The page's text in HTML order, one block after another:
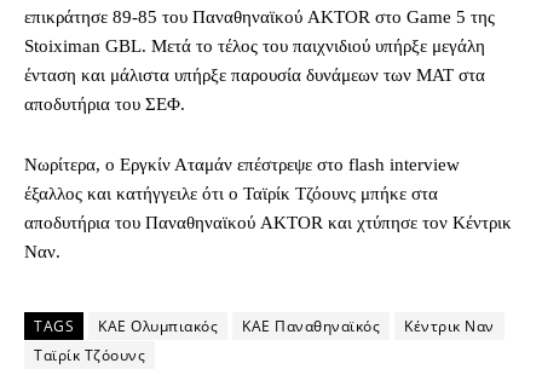
επικράτησε 89-85 του Παναθηναϊκού AKTOR στο Game 5 της
Stoiximan GBL. Μετά το τέλος του παιχνιδιού υπήρξε μεγάλη
ένταση και μάλιστα υπήρξε παρουσία δυνάμεων των ΜΑΤ στα
αποδυτήρια του ΣΕΦ.
Νωρίτερα, ο Εργκίν Αταμάν επέστρεψε στο flash interview
έξαλλος και κατήγγειλε ότι ο Ταϊρίκ Τζόουνς μπήκε στα
αποδυτήρια του Παναθηναϊκού AKTOR και χτύπησε τον Κέντρικ
Ναν.
TAGS ΚΑΕ Ολυμπιακός ΚΑΕ Παναθηναϊκός
Κέντρικ Ναν
Ταϊρίκ Τζόουνς